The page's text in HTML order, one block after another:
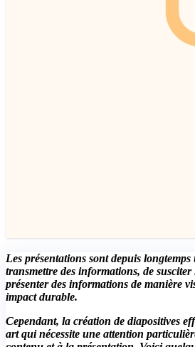
Les présentations sont depuis
transmettre des informations, de
présenter des informations de manière
impact durable.
Cependant, la création de diapositives
art qui nécessite une attention